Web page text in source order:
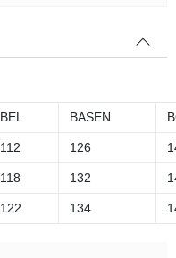
BEL BASEN
112 126
118 132
122 134